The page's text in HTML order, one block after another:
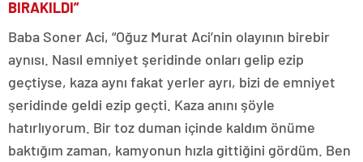
BIRAKILDI”
Baba Soner Aci, “Oğuz Murat Aci’nin olayının birebir
aynısı. Nasıl emniyet şeridinde onları gelip ezip
geçtiyse, kaza aynı fakat yerler ayrı, bizi de emniyet
şeridinde geldi ezip geçti. Kaza anını şöyle
hatırlıyorum. Bir toz duman içinde kaldım önüme
baktığım zaman, kamyonun hızla gittiğini gördüm. Ben